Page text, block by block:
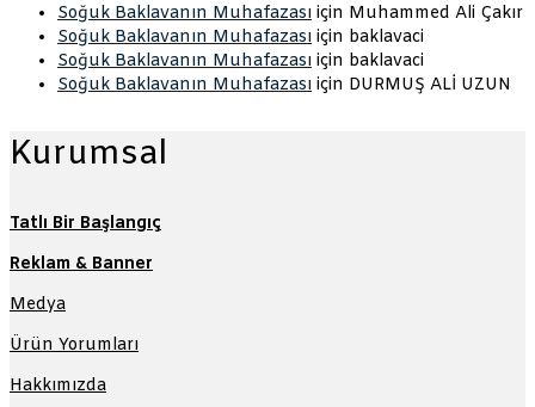
Soğuk Baklavanın Muhafazası için Muhammed Ali Çakır
Soğuk Baklavanın Muhafazası için baklavaci
Soğuk Baklavanın Muhafazası için baklavaci
Soğuk Baklavanın Muhafazası için DURMUŞ ALİ UZUN
Kurumsal
Tatlı Bir Başlangıç
Reklam & Banner
Medya
Ürün Yorumları
Hakkımızda